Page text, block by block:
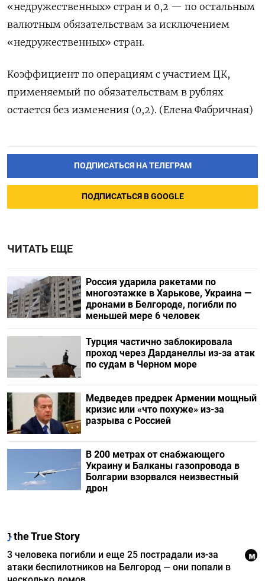
«недружественных» стран и 0,2 — по остальным
валютным обязательствам за исключением
«недружественных» стран.
Коэффициент по операциям с участием ЦК,
применяемый по обязательствам в рублях
остается без изменения (0,2). (Елена Фабричная)
ПОДПИСАТЬСЯ НА ТЕЛЕГРАМ
ПОДПИСАТЬСЯ В GOOGLE
ЧИТАТЬ ЕЩЕ
Россия ударила ракетами по
многоэтажке в Харькове, Украина —
дронами в Белгороде, погибли по
меньшей мере 6 человек
Турция частично заблокировала
проход через Дарданеллы из-за атак
по судам в Черном море
Медведев предрек Армении мощный
кризис или «что похуже» из-за
разрыва с Россией
В 200 метрах от снабжающего
Украину и Балканы газопровода в
Болгарии взорвался неизвестный
дрон